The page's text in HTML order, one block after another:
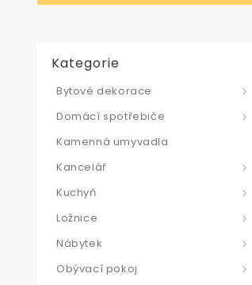
Kategorie
Bytové dekorace
Domácí spotřebiče
Kamenná umyvadla
Kancelář
Kuchyň
Ložnice
Nábytek
Obývací pokoj